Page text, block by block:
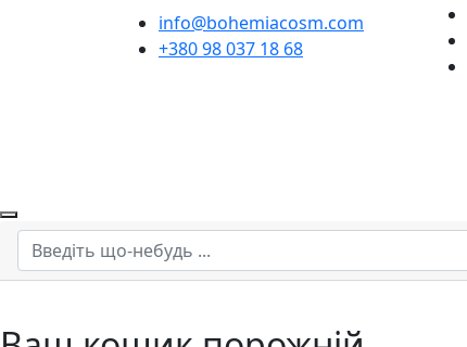
info@bohemiacosm.com
+380 98 037 18 68